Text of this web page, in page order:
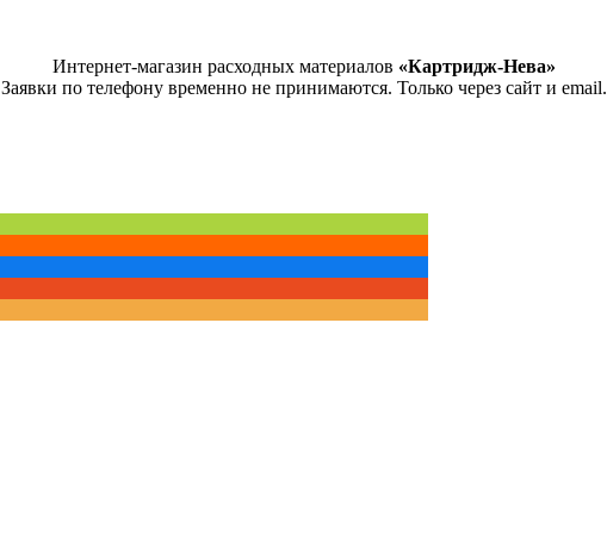
Интернет-магазин расходных материалов «Картридж-Нева»
Заявки по телефону временно не принимаются. Только через сайт и email.